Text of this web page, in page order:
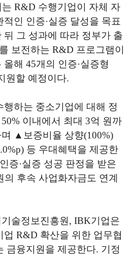
는 R&D 수행기업이 자체 자
인 인증·실증 달성을 목표
뒤 그 성과에 따라 정부가 출
보전하는 R&D 프로그램이
해 45개의 인증·실증형
원할 예정이다.
하는 중소기업에 대해 정
이내에서 최대 3억 원까
▲보증비율 상향(100%)
등 우대혜택을 제공한
증·실증 성공 판정을 받은
의 후속 사업화자금도 연계
술정보진흥원, IBK기업은
업 R&D 확산을 위한 업무협
금융지원을 제공한다. 기정